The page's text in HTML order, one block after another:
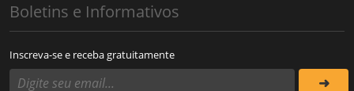
Boletins e Informativos
Inscreva-se e receba gratuitamente